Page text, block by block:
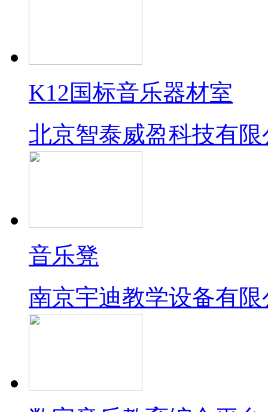
K12国标音乐器材室
北京智泰威盈科技有限
音乐凳
南京宇迪教学设备有限